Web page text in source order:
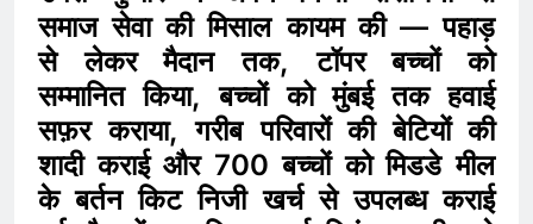
समाज सेवा की मिसाल कायम की — पहाड़
से लेकर मैदान तक, टॉपर बच्चों को
सम्मानित किया, बच्चों को मुंबई तक हवाई
सफ़र कराया, गरीब परिवारों की बेटियों की
शादी कराई और 700 बच्चों को मिडडे मील
के बर्तन किट निजी खर्च से उपलब्ध कराई